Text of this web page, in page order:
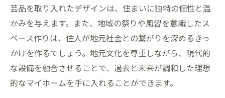
芸品を取り入れたデザインは、住まいに独特の個性と温
かみを与えます。また、地域の祭りや風習を意識したス
ペース作りは、住人が地元社会との繋がりを深めるきっ
かけを作るでしょう。地元文化を尊重しながら、現代的
な設備を融合させることで、過去と未来が調和した理想
的なマイホームを手に入れることができます。